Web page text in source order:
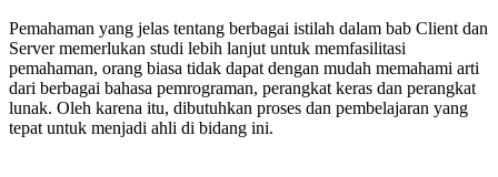
Pemahaman yang jelas tentang berbagai istilah dalam bab Client dan
Server memerlukan studi lebih lanjut untuk memfasilitasi
pemahaman, orang biasa tidak dapat dengan mudah memahami arti
dari berbagai bahasa pemrograman, perangkat keras dan perangkat
lunak. Oleh karena itu, dibutuhkan proses dan pembelajaran yang
tepat untuk menjadi ahli di bidang ini.